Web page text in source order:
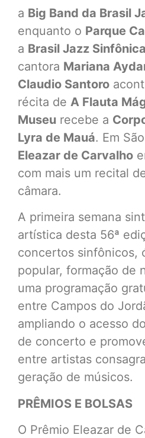
a Big Band da Brasil
enquanto o Parque
a Brasil Jazz Sinfônica
cantora Mariana
Claudio Santoro
récita de A Flauta
Museu recebe a
Lyra de Mauá. Em
Eleazar de Carvalho
com mais um recital
câmara.
A primeira semana
artística desta 56ª
concertos sinfônicos,
popular, formação de
uma programação
entre Campos do
ampliando o acesso
de concerto e
entre artistas
geração de músicos.
PRÊMIOS E BOLSAS
O Prêmio Eleazar de